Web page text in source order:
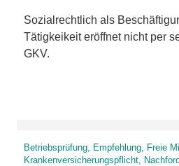
Sozialrechtlich als
Tätigkeikeit eröffnet nicht per
GKV.
Betriebsprüfung, Empfehlung, Freie
Krankenversicherungspflicht,